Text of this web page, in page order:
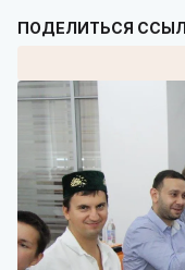
ПОДЕЛИТЬСЯ